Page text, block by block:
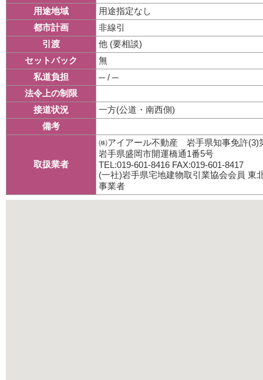
用途地域 用途指定なし
都市計画 非線引
引渡 他 (要相談)
セットバック 無
私道負担 ─ / ─
法令上の制限
接道状況
一方(公道・南西側)
備考
取扱業者
㈱アイアール不動産 岩手県知事免許(3)
岩手県盛岡市開運橋通1番5号
TEL:019-601-8416 FAX:019-601-8417
(一社)岩手県宅地建物取引業協会会員 東
事業者